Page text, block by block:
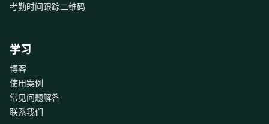
考勤时间跟踪二维码
学习
博客
使用案例
常见问题解答
联系我们